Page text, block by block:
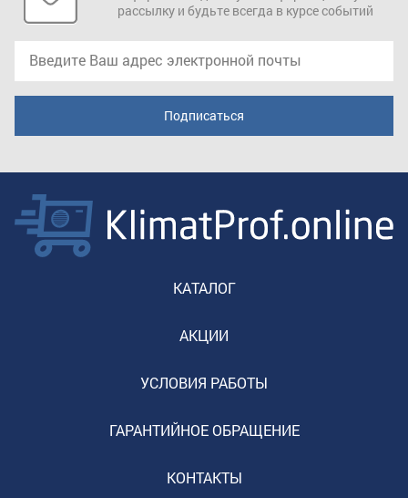
рассылку и будьте всегда в курсе событий
КАТАЛОГ
АКЦИИ
УСЛОВИЯ РАБОТЫ
ГАРАНТИЙНОЕ ОБРАЩЕНИЕ
КОНТАКТЫ